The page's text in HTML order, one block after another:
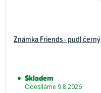
Známka Friends - pudl černý
Skladem
Odesíláme 9.8.2026